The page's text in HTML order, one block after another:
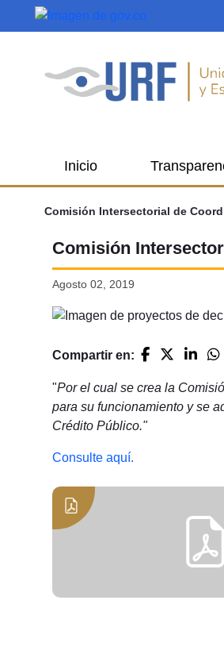
Saltar al contenido principal
Inicio
Comisión
Agosto 02, 2019
Compartir en:
"Por el cual se crea la
para su funcionamiento y se
Crédito Público."
Consulte aquí.